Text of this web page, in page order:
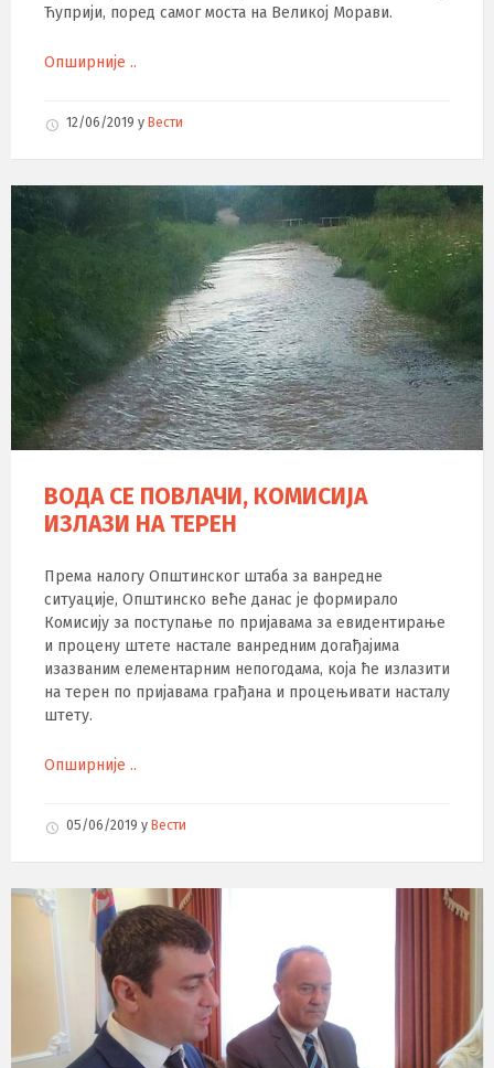
Ћуприји, поред самог моста на Великој Морави.
Опширније ..
12/06/2019 у Вести
ВОДА СЕ ПОВЛАЧИ, КОМИСИЈА
ИЗЛАЗИ НА ТЕРЕН
Према налогу Општинског штаба за ванредне
ситуације, Општинско веће данас је формирало
Комисију за поступање по пријавама за евидентирање
и процену штете настале ванредним догађајима
изазваним елементарним непогодама, која ће излазити
на терен по пријавама грађана и процењивати насталу
штету.
Опширније ..
05/06/2019 у Вести